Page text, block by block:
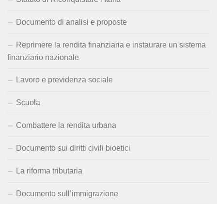
Documento di analisi e proposte
Reprimere la rendita finanziaria e instaurare un sistema
finanziario nazionale
Lavoro e previdenza sociale
Scuola
Combattere la rendita urbana
Documento sui diritti civili bioetici
La riforma tributaria
Documento sull’immigrazione